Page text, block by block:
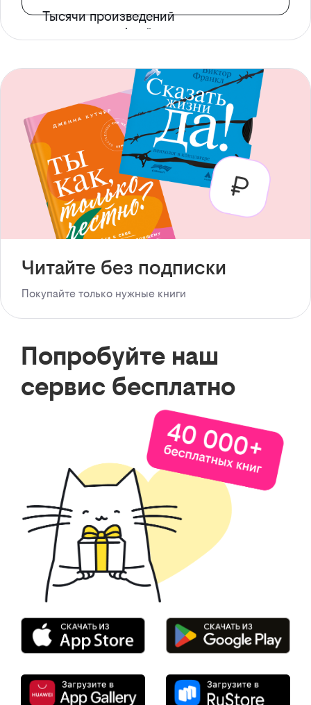
Тысячи произведений
с доступом офлайн
Читайте без подписки
Покупайте только нужные книги
Попробуйте наш
сервис бесплатно